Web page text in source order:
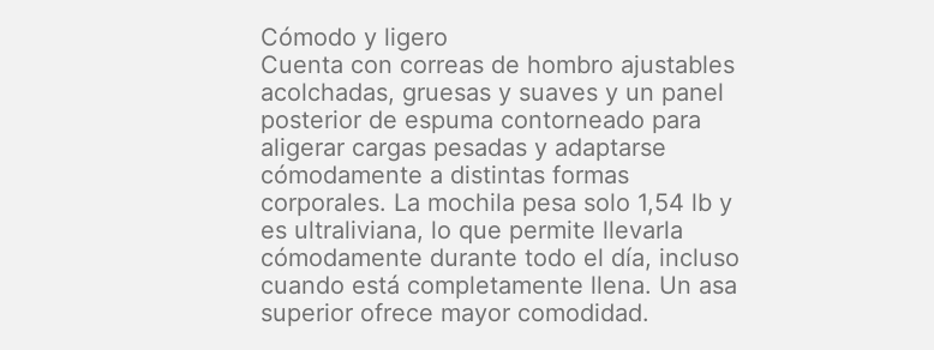
Cómodo y ligero
Cuenta con correas de hombro ajustables
acolchadas, gruesas y suaves y un panel
posterior de espuma contorneado para
aligerar cargas pesadas y adaptarse
cómodamente a distintas formas
corporales. La mochila pesa solo 1,54 lb y
es ultraliviana, lo que permite llevarla
cómodamente durante todo el día, incluso
cuando está completamente llena. Un asa
superior ofrece mayor comodidad.